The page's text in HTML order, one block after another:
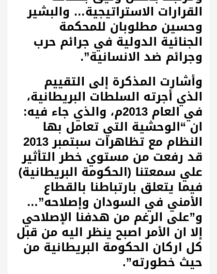
القرارات الاستراتيجية… والبشير
وحسين مطلوبان للمحكمة
الجنائية الدولية في جرائم حرب
وجرائم ضد الانسانية”.
وأشارت المذكرة إلى التقييم
الذي أجرته السلطات البريطانية،
في العام 2013م، والذي جاء فيه:
ان “الوحشية التي تعامل بها
النظام مع تظاهرات سبتمبر 2013
قد رفعت من مستوي خطر التأثير
علي سمعتنا (الحكومة البريطانية)
فيما يتعلق بارتباطنا بالقطاع
الأمني في السودان وإصلاحه”…
و”على الرغم من هدفنا الإصلاحي
إلا ان الأمر اصبح ينظر اليه من قبل
كل اركان الحكومة البريطانية من
حيث خطورته”.